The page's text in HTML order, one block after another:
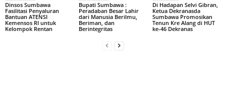
Dinsos Sumbawa
Fasilitasi Penyaluran
Bantuan ATENSI
Kemensos RI untuk
Kelompok Rentan
Bupati Sumbawa :
Peradaban Besar Lahir
dari Manusia Berilmu,
Beriman, dan
Berintegritas
Di Hadapan Selvi Gibran,
Ketua Dekranasda
Sumbawa Promosikan
Tenun Kre Alang di HUT
ke-46 Dekranas